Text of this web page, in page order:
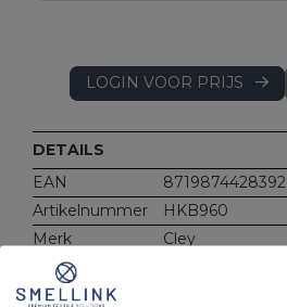
LOGIN VOOR PRIJS
DETAILS
EAN
8719874428392
Artikelnummer
HKB960
Merk
Cley
Gewicht
Materiaal